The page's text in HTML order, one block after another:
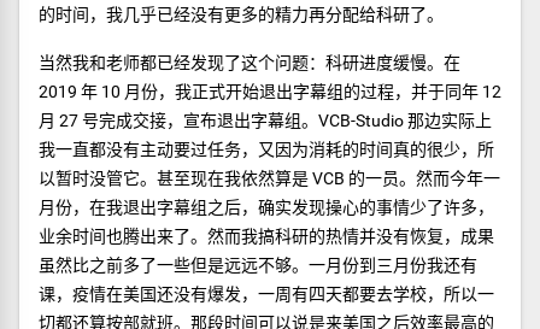
的时间，我几乎已经没有更多的精力再分配给科研了。
当然我和老师都已经发现了这个问题：科研进度缓慢。在
2019 年 10 月份，我正式开始退出字幕组的过程，并于同年 12
月 27 号完成交接，宣布退出字幕组。VCB-Studio 那边实际上
我一直都没有主动要过任务，又因为消耗的时间真的很少，所
以暂时没管它。甚至现在我依然算是 VCB 的一员。然而今年一
月份，在我退出字幕组之后，确实发现操心的事情少了许多，
业余时间也腾出来了。然而我搞科研的热情并没有恢复，成果
虽然比之前多了一些但是远远不够。一月份到三月份我还有
课，疫情在美国还没有爆发，一周有四天都要去学校，所以一
切都还算按部就班。那段时间可以说是来美国之后效率最高的